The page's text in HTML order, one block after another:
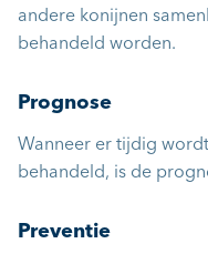
andere konijnen
behandeld worden.
Prognose
Wanneer er tijdig
behandeld, is de
Preventie